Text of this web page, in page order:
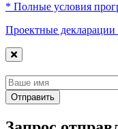
* Полные условия
Проектные декларации
Отправить